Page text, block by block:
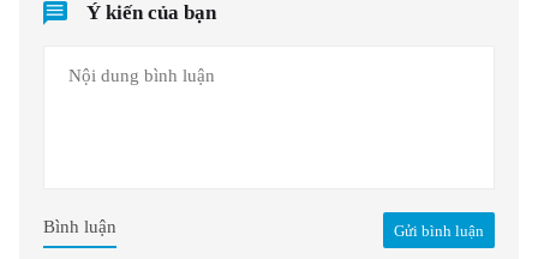
Ý kiến của bạn
Gửi bình luận
Bình luận